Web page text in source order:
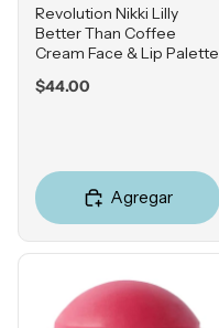
Revolution Nikki Lilly
Better Than Coffee
Cream Face & Lip Palette
Price
$44.00
Agregar